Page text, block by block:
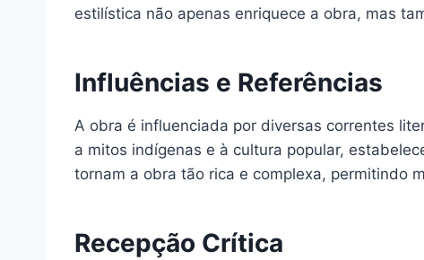
estilística não apenas enriquece a obra, mas
Influências e Referências
A obra é influenciada por diversas correntes
a mitos indígenas e à cultura popular,
tornam a obra tão rica e complexa, permitindo
Recepção Crítica